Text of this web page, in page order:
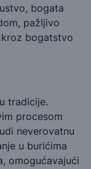
bogata
pažljivo
bogatstvo
tradicije.
procesom
neverovatnu
u burićima
omogućavajući